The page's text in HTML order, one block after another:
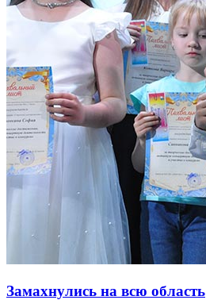
Замахнулись на всю область